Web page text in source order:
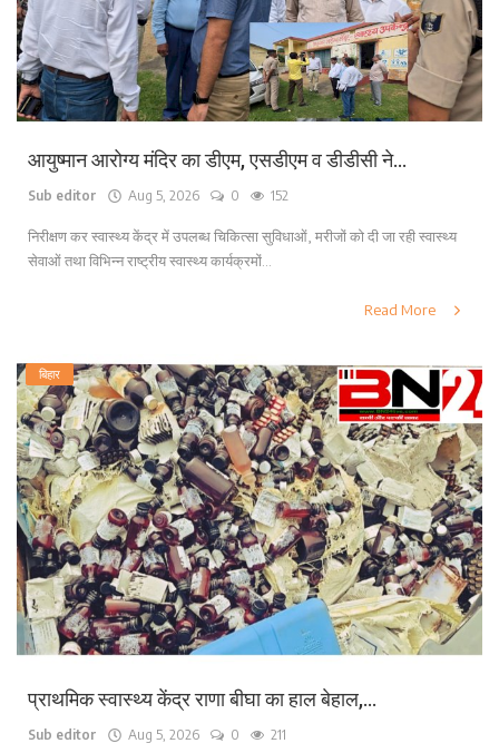
आयुष्मान आरोग्य मंदिर का डीएम, एसडीएम व डीडीसी ने...
Sub editor Aug 5, 2026 0 152
निरीक्षण कर स्वास्थ्य केंद्र में उपलब्ध चिकित्सा सुविधाओं, मरीजों को दी जा रही स्वास्थ्य
सेवाओं तथा विभिन्न राष्ट्रीय स्वास्थ्य कार्यक्रमों...
Read More
बिहार
प्राथमिक स्वास्थ्य केंद्र राणा बीघा का हाल बेहाल,...
Sub editor Aug 5, 2026 0 211